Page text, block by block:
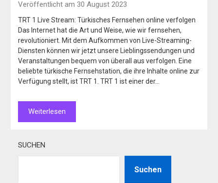
Veröffentlicht am 30 August 2023
TRT 1 Live Stream: Türkisches Fernsehen online verfolgen
Das Internet hat die Art und Weise, wie wir fernsehen,
revolutioniert. Mit dem Aufkommen von Live-Streaming-
Diensten können wir jetzt unsere Lieblingssendungen und
Veranstaltungen bequem von überall aus verfolgen. Eine
beliebte türkische Fernsehstation, die ihre Inhalte online zur
Verfügung stellt, ist TRT 1. TRT 1 ist einer der…
Weiterlesen
SUCHEN
Suchen